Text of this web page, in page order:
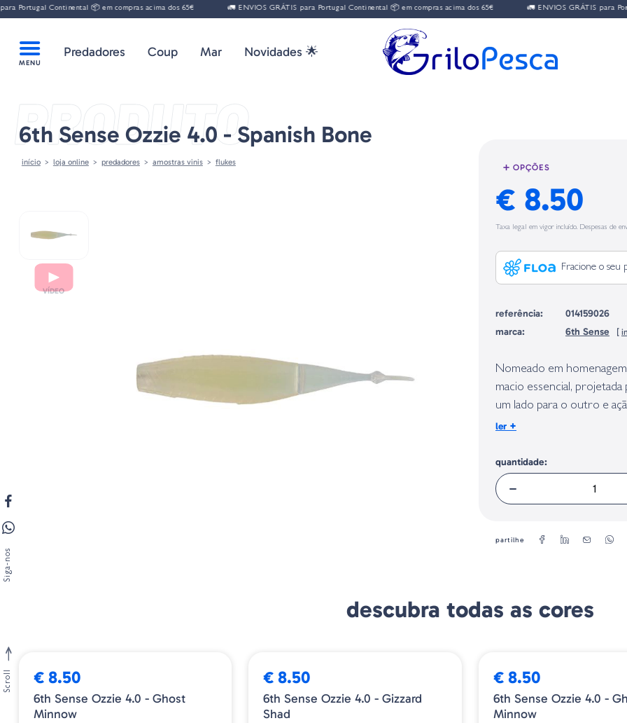
Portugal Continental 📦 em compras acima dos 65€ 🚛 ENVIOS GRÁTIS para Portugal Continental 📦 em compras acima dos 65€ 🚛 ENVIOS GRÁTIS para
Predadores Coup Mar Novidades 🌟
PRODUTO
6th Sense Ozzie 4.0 - Spanish Bone
início loja online predadores amostras vinis flukes
➕ OPÇÕES
€ 8.50
Taxa legal em vigor incluído. Despesas de
Fracione o
referência:
014159026
marca:
6th Sense [
Nomeado em
macio essencial, projetada
um lado para o outro e
jigging leve, tornando-o
vibratório, o Ozzie imita o
ataques mesmo nas águas
mais profundas, sua ação
ler +
quantidade:
partilhe
descubra todas as cores
€ 8.50
6th Sense Ozzie 4.0 - Ghost
Minnow
€ 8.50
6th Sense Ozzie 4.0 - Gizzard
Shad
€ 8.50
6th Sense Ozzie 4.0 -
Minnow
Siga-nos
Scroll